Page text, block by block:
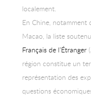
localement.
En Chine,
Macao, la liste
Français de l’Étranger
région constitue un
représentation des
questions